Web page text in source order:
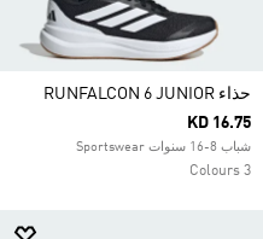
حذاء RUNFALCON 6 JUNIOR
KD 16.75
شباب 8-16 سنوات Sportswear
3 Colours